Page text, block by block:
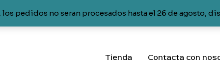
pedidos no seran procesados hasta el 26 de agosto,
Tienda Contacta con